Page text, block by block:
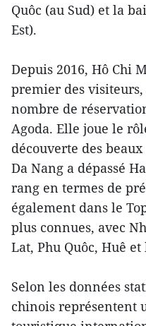
Quôc (au Sud) et la
Est).
Depuis 2016, Hô Chi
premier des
nombre de
Agoda. Elle joue le
découverte des
Da Nang a dépassé
rang en termes de
également dans le
plus connues, avec
Lat, Phu Quôc, Huê
Selon les données
chinois représentent